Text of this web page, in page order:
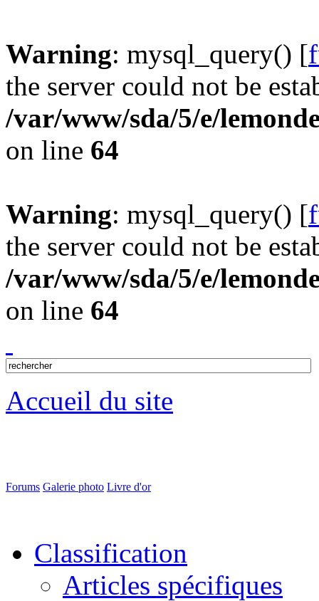
Warning: mysql_query() [
the server could not be
/var/www/sda/5/e/
on line 64
Warning: mysql_query() [
the server could not be
/var/www/sda/5/e/
on line 64
Accueil du site
Forums Galerie photo Livre d'or
Classification
Articles spécifiques